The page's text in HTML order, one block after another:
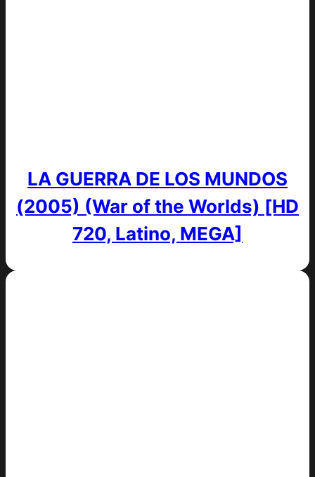
LA GUERRA DE LOS MUNDOS
(2005) (War of the Worlds) [HD
720, Latino, MEGA]